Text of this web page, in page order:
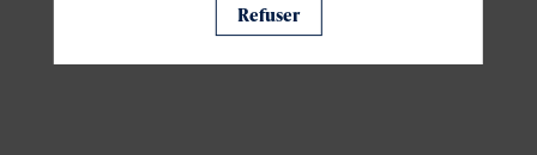
Refuser